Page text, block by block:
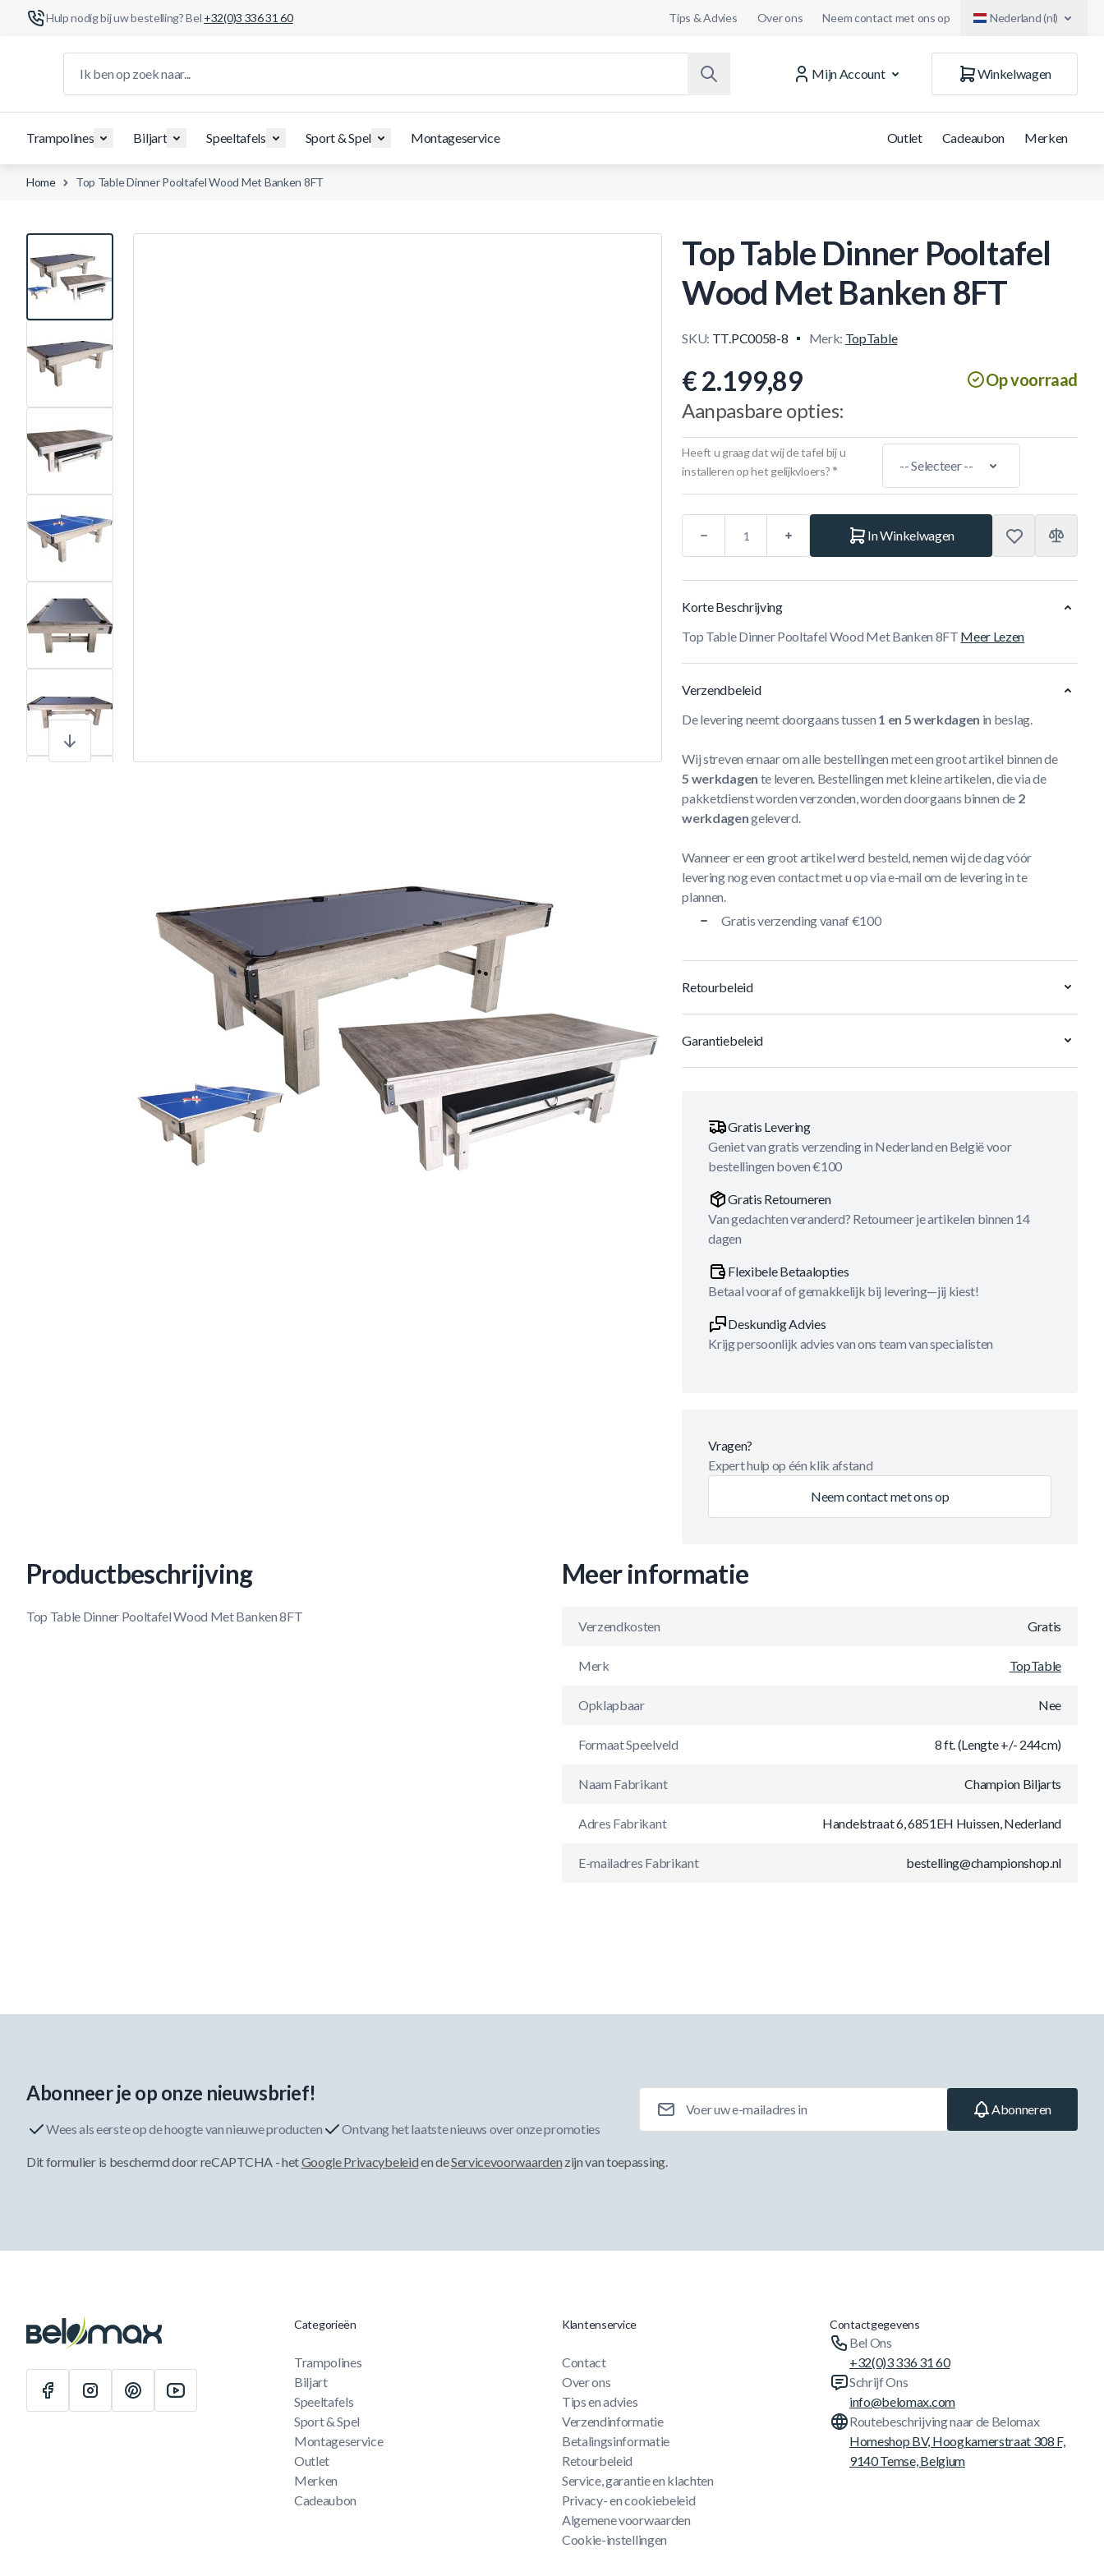
Hulp nodig bij uw bestelling? Bel +32(0)3 336 31 60 Tips & Advies Over ons Neem contact met ons op Nederland (nl)
Mijn Account
Winkelwagen
Trampolines Biljart Speeltafels Sport & Spel Montageservice Outlet Cadeaubon Merken
Home Top Table Dinner Pooltafel Wood Met Banken 8FT
View larger image
View larger image
Top Table Dinner Pooltafel
Wood Met Banken 8FT
SKU: TT.PC0058-8 Merk: TopTable
€ 2.199,89 Op voorraad
Aanpasbare opties:
Heeft u graag dat wij de tafel bij u
installeren op het gelijkvloers? *
In Winkelwagen
Korte Beschrijving
Top Table Dinner Pooltafel Wood Met Banken 8FT Meer Lezen
Verzendbeleid
De levering neemt doorgaans tussen 1 en 5 werkdagen in beslag.
Wij streven ernaar om alle bestellingen met een groot artikel binnen de
5 werkdagen te leveren. Bestellingen met kleine artikelen, die via de
pakketdienst worden verzonden, worden doorgaans binnen de 2
werkdagengeleverd.
Wanneer er een groot artikel werd besteld, nemen wij de dag vóór
levering nog even contact met u op via e-mail om de levering in te
plannen.
Gratis verzending vanaf €100
Retourbeleid
Garantiebeleid
Gratis Levering
Geniet van gratis verzending in Nederland en België voor
bestellingen boven €100
Gratis Retourneren
Van gedachten veranderd? Retourneer je artikelen binnen 14
dagen
Flexibele Betaalopties
Betaal vooraf of gemakkelijk bij levering—jij kiest!
Deskundig Advies
Krijg persoonlijk advies van ons team van specialisten
Vragen?
Expert hulp op één klik afstand
Neem contact met ons op
Productbeschrijving
Top Table Dinner Pooltafel Wood Met Banken 8FT
Meer informatie
Verzendkosten Gratis
Merk TopTable
Opklapbaar Nee
Formaat Speelveld 8 ft. (Lengte +/- 244cm)
Naam Fabrikant Champion Biljarts
Adres Fabrikant Handelstraat 6, 6851EH Huissen, Nederland
E-mailadres Fabrikant bestelling@championshop.nl
Abonneer je op onze nieuwsbrief!
Wees als eerste op de hoogte van nieuwe producten Ontvang het laatste nieuws over onze promoties
Abonneren
Dit formulier is beschermd door reCAPTCHA - hetGoogle Privacybeleiden deServicevoorwaarden zijn van toepassing.
Categorieën
Trampolines
Biljart
Speeltafels
Sport & Spel
Montageservice
Outlet
Merken
Cadeaubon
Klantenservice
Contact
Over ons
Tips en advies
Verzendinformatie
Betalingsinformatie
Retourbeleid
Service, garantie en klachten
Privacy- en cookiebeleid
Algemene voorwaarden
Cookie-instellingen
Contactgegevens
Bel Ons
+32(0)3 336 31 60
Schrijf Ons
info@belomax.com
Routebeschrijving naar de Belomax
Homeshop BV, Hoogkamerstraat 308 F,
9140 Temse, Belgium